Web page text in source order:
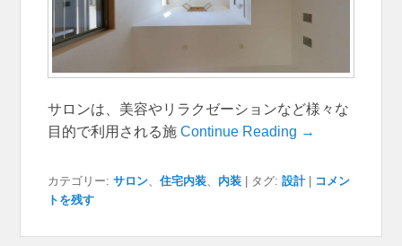
サロンは、美容やリラクゼーションなど様々な
目的で利用される施Continue Reading →
カテゴリー: サロン、住宅内装、 内装 タグ: 設計
コメン
トを残す